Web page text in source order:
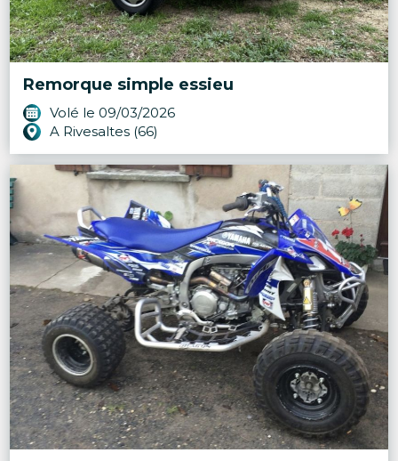
Remorque simple essieu
Volé le 09/03/2026
A Rivesaltes (66)